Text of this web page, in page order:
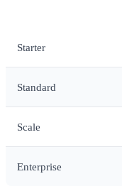
Starter
Standard
Scale
Enterprise